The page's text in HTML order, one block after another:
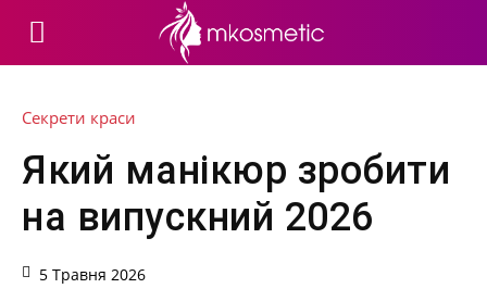
Секрети краси
Який манікюр зробити
на випускний 2026
5 Травня 2026